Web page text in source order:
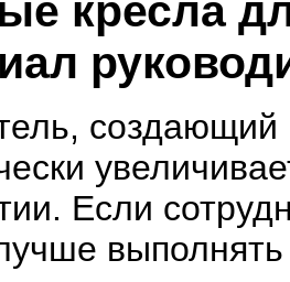
кресла
Если